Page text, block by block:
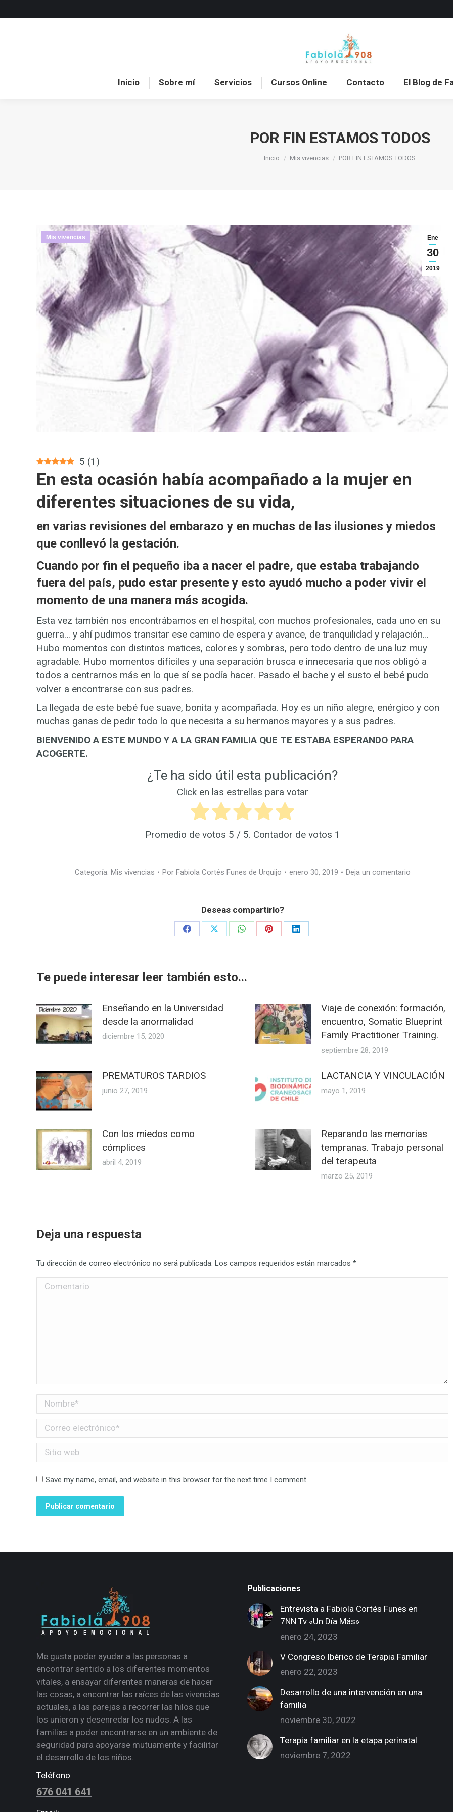
Inicio Sobre mí Servicios Cursos Online Contacto El Blog de
POR FIN ESTAMOS TODOS
Estás aquí:
Inicio Mis vivencias POR FIN ESTAMOS TODOS
Ene
30
2019
Mis vivencias
5 (1 )
En esta ocasión había acompañado a la mujer en
diferentes situaciones de su vida,
en varias revisiones del embarazo y en muchas de las ilusiones y miedos
que conllevó la gestación.
Cuando por fin el pequeño iba a nacer el padre, que estaba trabajando
fuera del país, pudo estar presente y esto ayudó mucho a poder vivir el
momento de una manera más acogida.
Esta vez también nos encontrábamos en el hospital, con muchos profesionales, cada uno en su
guerra… y ahí pudimos transitar ese camino de espera y avance, de tranquilidad y relajación…
Hubo momentos con distintos matices, colores y sombras, pero todo dentro de una luz muy
agradable. Hubo momentos difíciles y una separación brusca e innecesaria que nos obligó a
todos a centrarnos más en lo que sí se podía hacer. Pasado el bache y el susto el bebé pudo
volver a encontrarse con sus padres.
La llegada de este bebé fue suave, bonita y acompañada. Hoy es un niño alegre, enérgico y con
muchas ganas de pedir todo lo que necesita a su hermanos mayores y a sus padres.
BIENVENIDO A ESTE MUNDO Y A LA GRAN FAMILIA QUE TE ESTABA ESPERANDO PARA
ACOGERTE.
¿Te ha sido útil esta publicación?
Click en las estrellas para votar
Promedio de votos 5 / 5. Contador de votos 1
Categoría: Mis vivencias Por Fabiola Cortés Funes de Urquijo enero 30, 2019 Deja un comentario
Deseas compartirlo?
Share
Share
Share
Share
Share
Te puede interesar leer también esto...
Enseñando en la Universidad
desde la anormalidad
diciembre 15, 2020
Viaje de conexión: formación,
encuentro, Somatic Blueprint
Family Practitioner Training.
septiembre 28, 2019
PREMATUROS TARDIOS
junio 27, 2019
LACTANCIA Y VINCULACIÓN
mayo 1, 2019
Con los miedos como
cómplices
abril 4, 2019
Reparando las memorias
tempranas. Trabajo personal
del terapeuta
marzo 25, 2019
Deja una respuesta
Tu dirección de correo electrónico no será publicada. Los campos requeridos están marcados *
Comentario
Nombre *
Correo electrónico *
Sitio web
Save my name, email, and website in this browser for the next time I comment.
Publicar comentario
Me gusta poder ayudar a las personas a
encontrar sentido a los diferentes momentos
vitales, a ensayar diferentes maneras de hacer
las cosas, a encontrar las raíces de las vivencias
actuales, a las parejas a recorrer las hilos que
los unieron y desenredar los nudos. A las
familias a poder encontrarse en un ambiente de
seguridad para apoyarse mutuamente y facilitar
el desarrollo de los niños.
Teléfono
676 041 641
Publicaciones
Entrevista a Fabiola Cortés Funes en
7NN Tv «Un Día Más»
enero 24, 2023
V Congreso Ibérico de Terapia Familiar
enero 22, 2023
Desarrollo de una intervención en una
familia
noviembre 30, 2022
Terapia familiar en la etapa perinatal
noviembre 7, 2022
Inicio Sobre mí Servicios Cursos Online